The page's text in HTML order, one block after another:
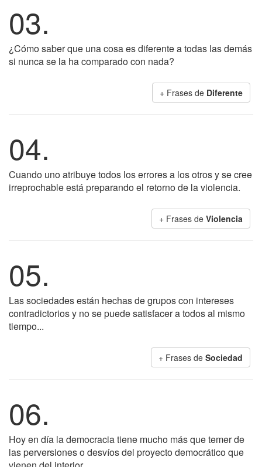
03.
¿Cómo saber que una cosa es diferente a todas las demás
si nunca se la ha comparado con nada?
+ Frases de Diferente
04.
Cuando uno atribuye todos los errores a los otros y se cree
irreprochable está preparando el retorno de la violencia.
+ Frases de Violencia
05.
Las sociedades están hechas de grupos con intereses
contradictorios y no se puede satisfacer a todos al mismo
tiempo...
+ Frases de Sociedad
06.
Hoy en día la democracia tiene mucho más que temer de
las perversiones o desvíos del proyecto democrático que